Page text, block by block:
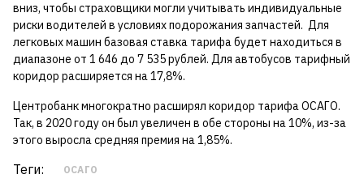
вниз, чтобы страховщики могли учитывать индивидуальные
риски водителей в условиях подорожания запчастей. Для
легковых машин базовая ставка тарифа будет находиться в
диапазоне от 1 646 до 7 535 рублей. Для автобусов тарифный
коридор расширяется на 17,8%.
Центробанк многократно расширял коридор тарифа ОСАГО.
Так, в 2020 году он был увеличен в обе стороны на 10%, из-за
этого выросла средняя премия на 1,85%.
Теги: ОСАГО